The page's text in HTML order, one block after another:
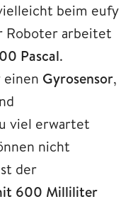
beim eufy
Roboter arbeitet
Pascal.
Gyrosensor,
viel erwartet
nicht
der
600 Milliliter